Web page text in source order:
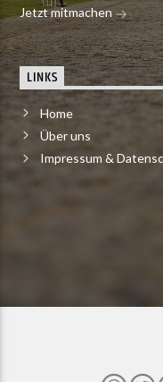
Jetzt mitmachen
LINKS
Home
Über uns
Impressum &